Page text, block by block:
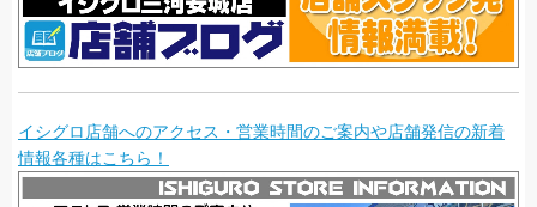
イシグロ店舗へのアクセス・営業時間のご案内や店舗発信の新着
情報各種はこちら！